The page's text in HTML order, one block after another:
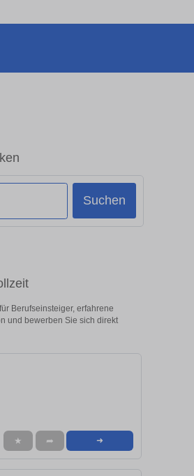
Suchen
Berufseinsteiger, erfahrene
und bewerben Sie sich direkt
★ ➦ ➜